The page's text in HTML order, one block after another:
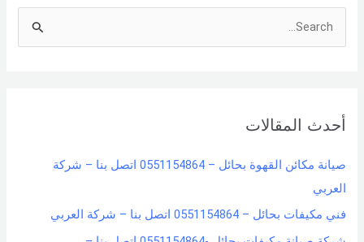
c
f
o
r
أحدث المقالات
صيانة مكائن القهوة بحائل – 0551154864 اتصل بنا – شركة
العربي
فني مكيفات بحائل – 0551154864 اتصل بنا – شركة العربي